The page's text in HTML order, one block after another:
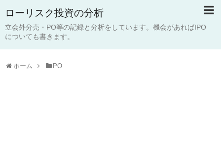
ローリスク投資の分析
立会外分売・PO等の記録と分析をしています。機会があればIPO
についても書きます。
ホーム PO